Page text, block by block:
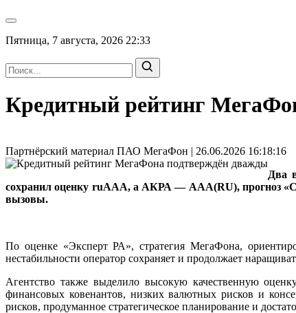
Пятница, 7 августа, 2026 22:33
Кредитный рейтинг
Партнёрский материал ПАО МегаФон | 26.06.2026 16:18:16
Два
сохранил оценку ruAAA, а АКРА — AAА(RU), прогноз
вызовы.
По оценке «Эксперт РА», стратегия МегаФона,
нестабильности оператор сохраняет и продолжает
Агентство также выделило высокую качественную
финансовых ковенантов, низких валютных рисков и
рисков, продуманное стратегическое планирование и